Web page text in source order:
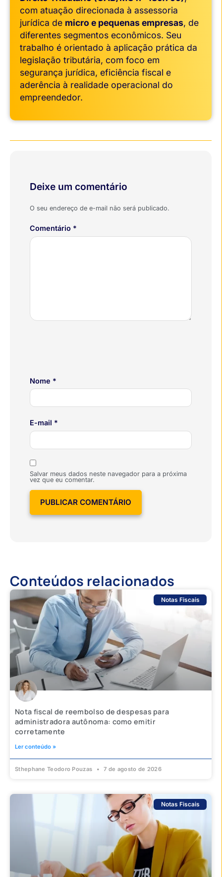
com atuação direcionada à assessoria
jurídica de micro e pequenas empresas, de
diferentes segmentos econômicos. Seu
trabalho é orientado à aplicação prática da
legislação tributária, com foco em
segurança jurídica, eficiência fiscal e
aderência à realidade operacional do
empreendedor.
Deixe um comentário
O seu endereço de e-mail não será publicado.
Comentário *
Nome *
E-mail *
Salvar meus dados neste navegador para a próxima
vez que eu comentar.
Conteúdos relacionados
Notas Fiscais
Nota fiscal de reembolso de despesas para
administradora autônoma: como emitir
corretamente
Ler conteúdo »
Sthephane Teodoro Pouzas 7 de agosto de 2026
Notas Fiscais